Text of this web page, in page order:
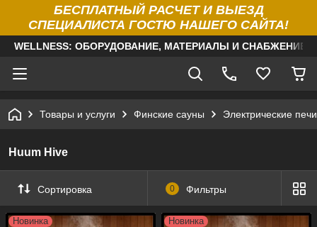
БЕСПЛАТНЫЙ РАСЧЕТ И ВЫЕЗД
СПЕЦИАЛИСТА ГОСТЮ НАШЕГО САЙТА!
WELLNESS: ОБОРУДОВАНИЕ, МАТЕРИАЛЫ И
Товары и услуги Финские сауны Электрические
Huum Hive
Сортировка 0 Фильтры
Новинка Новинка